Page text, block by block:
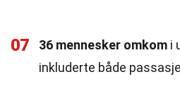
07 36 mennesker omkom i
inkluderte både